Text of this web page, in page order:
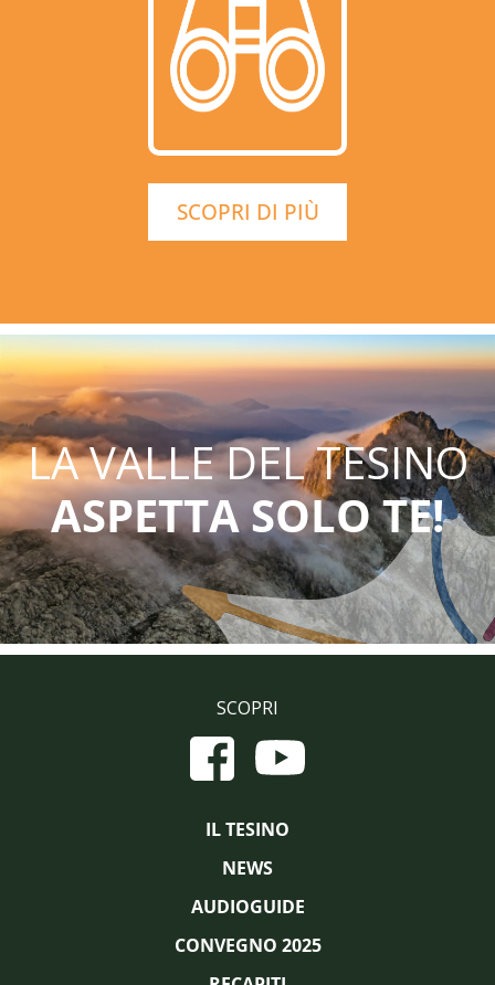
SCOPRI DI PIÙ
LA VALLE DEL TESINO
ASPETTA SOLO TE!
SCOPRI
IL TESINO
NEWS
AUDIOGUIDE
CONVEGNO 2025